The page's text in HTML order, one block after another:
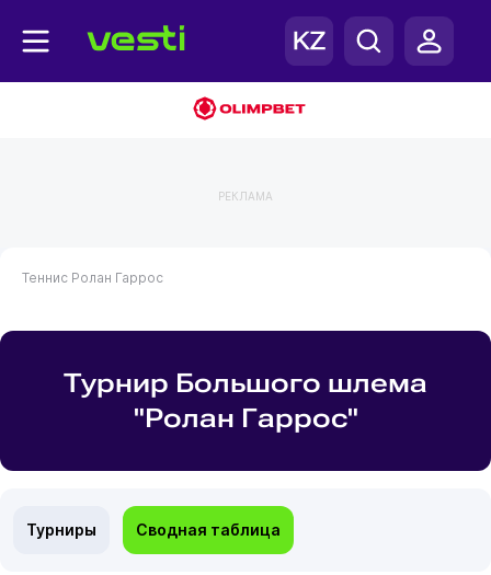
РЕКЛАМА
Теннис Ролан Гаррос
Турнир Большого шлема
"Ролан Гаррос"
Турниры Сводная таблица